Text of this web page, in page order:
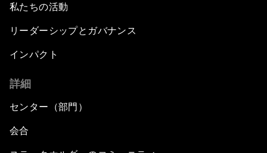
私たちの活動
リーダーシップとガバナンス
インパクト
詳細
センター（部門）
会合